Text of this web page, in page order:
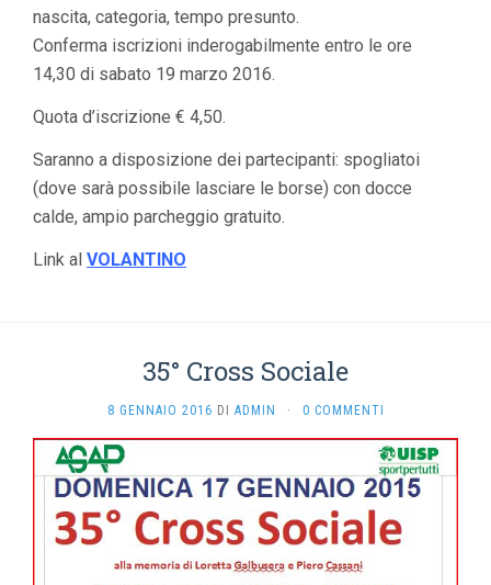
nascita, categoria, tempo presunto.
Conferma iscrizioni inderogabilmente entro le ore
14,30 di sabato 19 marzo 2016.
Quota d’iscrizione € 4,50.
Saranno a disposizione dei partecipanti: spogliatoi
(dove sarà possibile lasciare le borse) con docce
calde, ampio parcheggio gratuito.
Link al VOLANTINO
35° Cross Sociale
8 GENNAIO 2016 DI ADMIN · 0 COMMENTI